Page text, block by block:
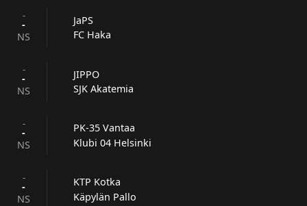
-
-
NS
JaPS
FC Haka
-
-
NS
JIPPO
SJK Akatemia
-
-
NS
PK-35 Vantaa
Klubi 04 Helsinki
-
-
NS
KTP Kotka
Käpylän Pallo